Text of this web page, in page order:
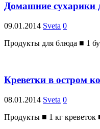
Домашние сухарики
09.01.2014 Sveta 0
Продукты для блюда ■ 1
Креветки в остром
08.01.2014 Sveta 0
Продукты ■ 1 кг креветок